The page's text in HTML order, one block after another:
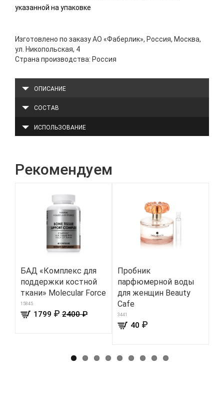
указанной на упаковке
Изготовлено по заказу АО «Фаберлик», Россия, Москва,
ул. Никопольская, 4
Страна производства: Россия
ОПИСАНИЕ
СОСТАВ
ИСПОЛЬЗОВАНИЕ
Рекомендуем
БАД «Комплекс для
поддержки костной
ткани» Molecular Force
15845
1799 ₽ 2400 ₽
Пробник
парфюмерной воды
для женщин Beauty
Cafe
3441
40 ₽